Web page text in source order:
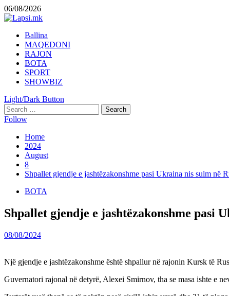
Skip
to
06/08/2026
Primary
Menu
Ballina
MAQEDONI
RAJON
BOTA
SPORT
SHOWBIZ
Light/Dark Button
Search
for:
Follow
Home
2024
August
8
Shpallet gjendje e jashtëzakonshme pasi Ukraina nis sulm në
BOTA
Shpallet gjendje e jashtëzakonshme pasi
08/08/2024
Një gjendje e jashtëzakonshme është shpallur në rajonin Kursk të
Guvernatori rajonal në detyrë, Alexei Smirnov, tha se masa ishte e